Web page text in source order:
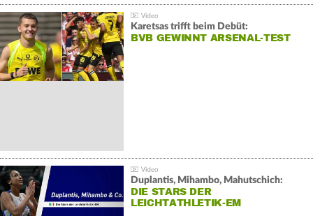
Karetsas trifft beim Debüt:
BVB GEWINNT ARSENAL-TEST
Duplantis, Mihambo, Mahutschich:
DIE STARS DER
LEICHTATHLETIK-EM